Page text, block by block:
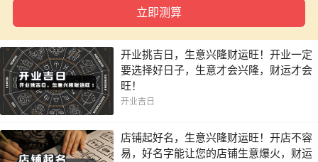
开业挑吉日，生意兴隆财运旺！开业一定
要选择好日子，生意才会兴隆，财运才会
旺！
开业吉日
店铺起好名，生意兴隆财运旺！开店不容
易，好名字能让您的店铺生意爆火，财运